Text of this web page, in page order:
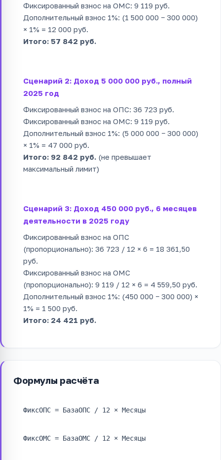
Фиксированный взнос на ОМС: 9 119 руб.
Дополнительный взнос 1%: (1 500 000 − 300 000)
× 1% = 12 000 руб.
Итого: 57 842 руб.
Сценарий 2: Доход 5 000 000 руб., полный
2025 год
Фиксированный взнос на ОПС: 36 723 руб.
Фиксированный взнос на ОМС: 9 119 руб.
Дополнительный взнос 1%: (5 000 000 − 300 000)
× 1% = 47 000 руб.
Итого: 92 842 руб. (не превышает
максимальный лимит)
Сценарий 3: Доход 450 000 руб., 6 месяцев
деятельности в 2025 году
Фиксированный взнос на ОПС
(пропорционально): 36 723 / 12 × 6 = 18 361,50
руб.
Фиксированный взнос на ОМС
(пропорционально): 9 119 / 12 × 6 = 4 559,50 руб.
Дополнительный взнос 1%: (450 000 − 300 000) ×
1% = 1 500 руб.
Итого: 24 421 руб.
Формулы расчёта
ФиксОПС = БазаОПС / 12 × Месяцы
ФиксОМС = БазаОМС / 12 × Месяцы